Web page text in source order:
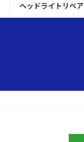
ヘッドライトリペア